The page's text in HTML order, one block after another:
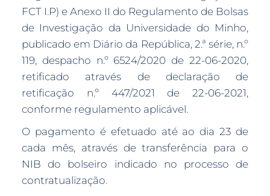
FCT I.P) e Anexo II do Regulamento de Bolsas
de Investigação da Universidade do Minho,
publicado em Diário da República, 2.ª série, n.º
119, despacho n.º 6524/2020 de 22-06-2020,
retificado através de declaração de
retificação n.º 447/2021 de 22-06-2021,
conforme regulamento aplicável.
O pagamento é efetuado até ao dia 23 de
cada mês, através de transferência para o
NIB do bolseiro indicado no processo de
contratualização.